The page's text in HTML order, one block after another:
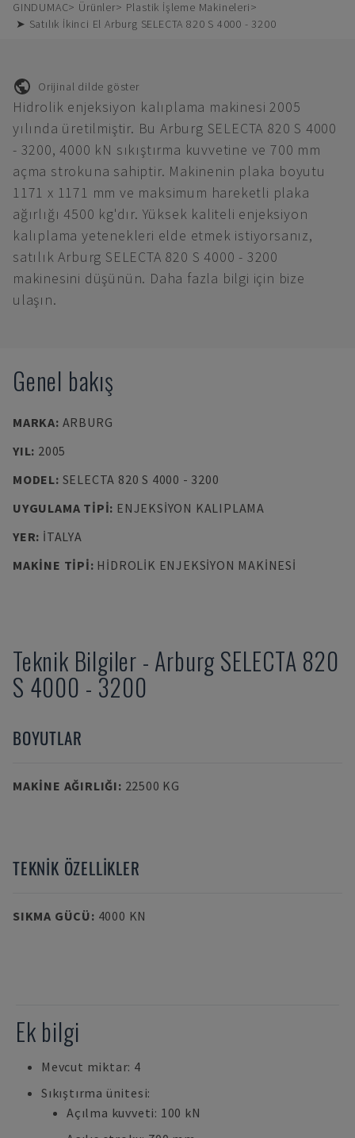
GINDUMAC Ürünler
Plastik İşleme Makineleri
➤ Satılık İkinci El Arburg SELECTA 820 S 4000 - 3200
Orijinal dilde göster
Hidrolik enjeksiyon kalıplama makinesi 2005
yılında üretilmiştir. Bu Arburg SELECTA 820 S 4000
- 3200, 4000 kN sıkıştırma kuvvetine ve 700 mm
açma strokuna sahiptir. Makinenin plaka boyutu
1171 x 1171 mm ve maksimum hareketli plaka
ağırlığı 4500 kg'dır. Yüksek kaliteli enjeksiyon
kalıplama yetenekleri elde etmek istiyorsanız,
satılık Arburg SELECTA 820 S 4000 - 3200
makinesini düşünün. Daha fazla bilgi için bize
ulaşın.
Genel bakış
MARKA: ARBURG
YIL: 2005
MODEL: SELECTA 820 S 4000 - 3200
UYGULAMA TIPI: ENJEKSIYON KALIPLAMA
YER: İTALYA
MAKINE TIPI: HIDROLIK ENJEKSIYON MAKINESI
Teknik Bilgiler - ArburgSELECTA 820
S 4000 - 3200
BOYUTLAR
MAKINE AĞIRLIĞI: 22500 KG
TEKNIK ÖZELLIKLER
SIKMA GÜCÜ: 4000 KN
Ek bilgi
Mevcut miktar: 4
Sıkıştırma ünitesi:
Açılma kuvveti: 100 kN